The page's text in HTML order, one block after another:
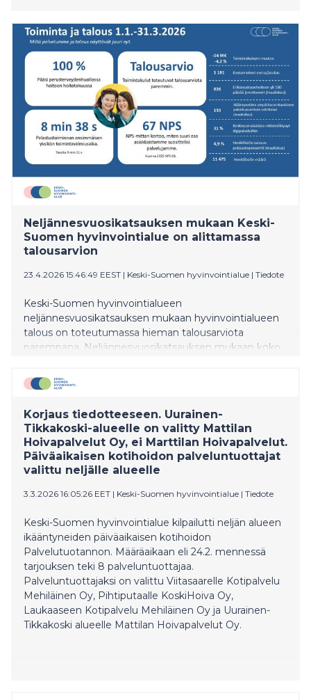
Neljännesvuosikatsauksen mukaan Keski-
Suomen hyvinvointialue on alittamassa
talousarvion
23.4.2026 15:46:49 EEST | Keski-Suomen hyvinvointialue | Tiedote
Keski-Suomen hyvinvointialueen
neljännesvuosikatsauksen mukaan hyvinvointialueen
talous on toteutumassa hieman talousarviota
parempana. Neljännesvuosikatsauksen mukaan koko
ylijäämäiseksi, kun talousarviossa on tavoiteltu
nollatulosta.
Korjaus tiedotteeseen. Uurainen-
Tikkakoski-alueelle on valitty Mattilan
Hoivapalvelut Oy, ei Marttilan Hoivapalvelut.
Päiväaikaisen kotihoidon palveluntuottajat
valittu neljälle alueelle
3.3.2026 16:05:26 EET | Keski-Suomen hyvinvointialue | Tiedote
Keski-Suomen hyvinvointialue kilpailutti neljän alueen
ikääntyneiden päiväaikaisen kotihoidon
Palvelutuotannon. Määräaikaan eli 24.2. mennessä
tarjouksen teki 8 palveluntuottajaa.
Palveluntuottajaksi on valittu Viitasaarelle Kotipalvelu
Mehiläinen Oy, Pihtiputaalle KoskiHoiva Oy,
Laukaaseen Kotipalvelu Mehiläinen Oy ja Uurainen-
Tikkakoski alueelle Mattilan Hoivapalvelut Oy.